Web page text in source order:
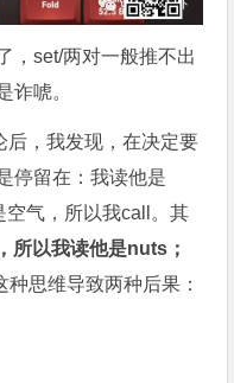
，set/两对一般推不出
诈唬。
后，我发现，在决定要
停留在：我读他是
空气，所以我call。其
所以我读他是nuts；
种思维导致两种后果：